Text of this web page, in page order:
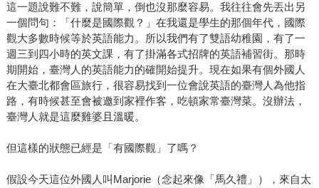
這一題說難不難，說簡單，倒也沒那麼容易。我往往會先丟出另
一個問句：「什麼是國際觀？」在我還是學生的那個年代，國際
觀大多數時候等於英語能力。所以我們有了雙語幼稚園，有了一
週三到四小時的英文課，有了掛滿各式招牌的英語補習街。那時
期開始，臺灣人的英語能力的確開始提升。現在如果有個外國人
在大臺北都會區旅行，很容易找到一位會說英語的臺灣人為他指
路，有時候甚至會被邀到家裡作客，吃頓家常臺灣菜。沒辦法，
臺灣人就是這麼雞婆且溫暖。
但這樣的狀態已經是「有國際觀」了嗎？
假設今天這位外國人叫Marjorie（念起來像「馬久禮」），來自太